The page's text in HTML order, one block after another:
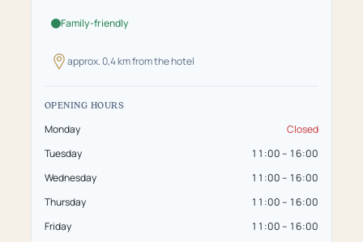
Family-friendly
approx. 0,4 km from the hotel
OPENING HOURS
Monday
Closed
Tuesday
11:00 – 16:00
Wednesday
11:00 – 16:00
Thursday
11:00 – 16:00
Friday
11:00 – 16:00